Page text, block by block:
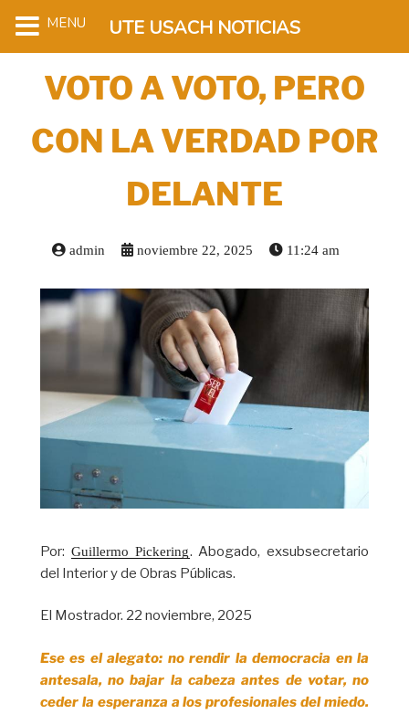
VOTO A VOTO, PERO
CON LA VERDAD POR
DELANTE
admin noviembre 22, 2025 11:24 am
Por: Guillermo Pickering. Abogado, exsubsecretario
del Interior y de Obras Públicas.
El Mostrador. 22 noviembre, 2025
Ese es el alegato: no rendir la democracia en la
antesala, no bajar la cabeza antes de votar, no
ceder la esperanza a los profesionales del miedo.
MENU UTE USACH NOTICIAS